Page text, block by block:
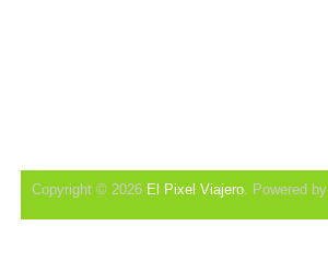
Copyright © 2026 El Pixel Viajero. Powered by